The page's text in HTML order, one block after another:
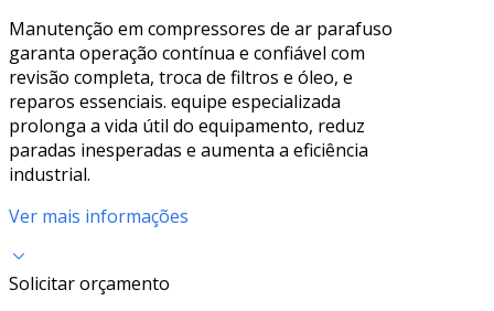
Manutenção em compressores de ar parafuso
garanta operação contínua e confiável com
revisão completa, troca de filtros e óleo, e
reparos essenciais. equipe especializada
prolonga a vida útil do equipamento, reduz
paradas inesperadas e aumenta a eficiência
industrial.
Ver mais informações
Solicitar orçamento